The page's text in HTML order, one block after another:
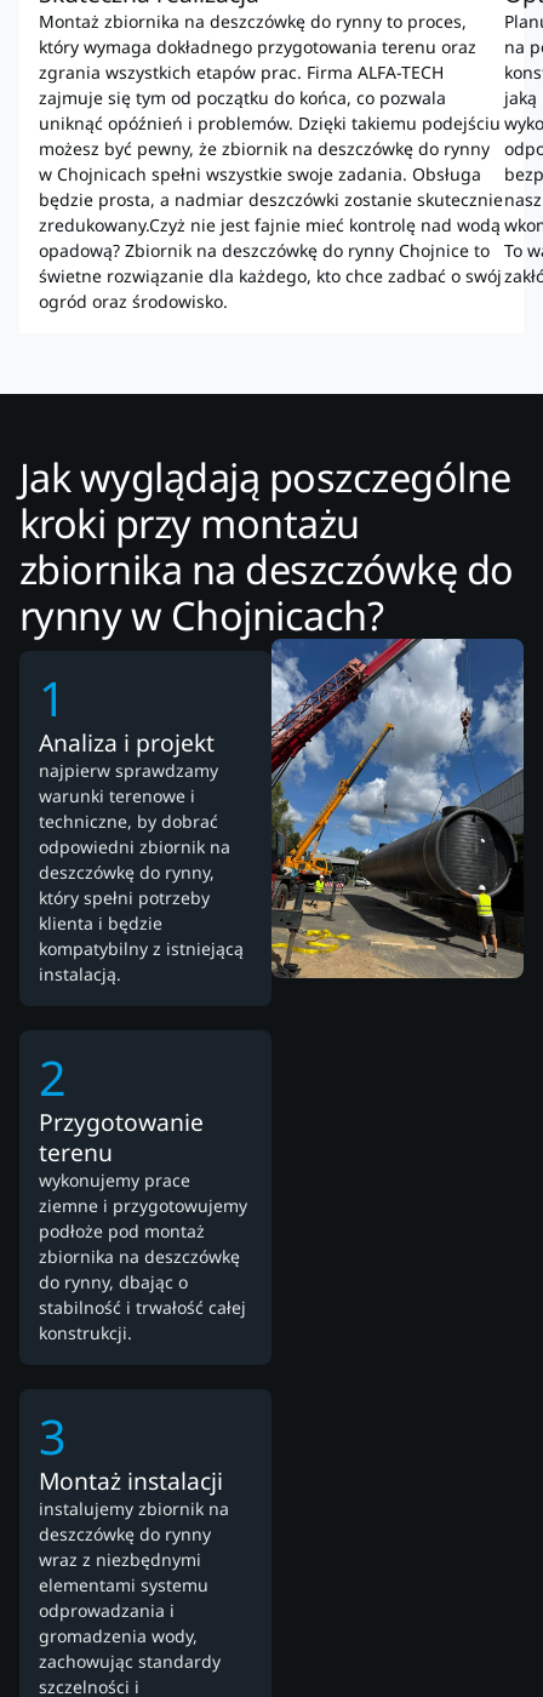
Montaż zbiornika na deszczówkę do rynny to proces,
który wymaga dokładnego przygotowania terenu oraz
zgrania wszystkich etapów prac. Firma ALFA-TECH
zajmuje się tym od początku do końca, co pozwala
uniknąć opóźnień i problemów. Dzięki takiemu podejściu
możesz być pewny, że zbiornik na deszczówkę do rynny
w Chojnicach spełni wszystkie swoje zadania. Obsługa
będzie prosta, a nadmiar deszczówki zostanie skutecznie
zredukowany.Czyż nie jest fajnie mieć kontrolę nad wodą
opadową? Zbiornik na deszczówkę do rynny Chojnice to
świetne rozwiązanie dla każdego, kto chce zadbać o swój
ogród oraz środowisko.
na
jaką
To
Jak wyglądają poszczególne
kroki przy montażu
zbiornika na deszczówkę do
rynny w Chojnicach?
1
Analiza i projekt
najpierw sprawdzamy
warunki terenowe i
techniczne, by dobrać
odpowiedni zbiornik na
deszczówkę do rynny,
który spełni potrzeby
klienta i będzie
kompatybilny z istniejącą
instalacją.
2
Przygotowanie
terenu
wykonujemy prace
ziemne i przygotowujemy
podłoże pod montaż
zbiornika na deszczówkę
do rynny, dbając o
stabilność i trwałość całej
konstrukcji.
3
Montaż instalacji
instalujemy zbiornik na
deszczówkę do rynny
wraz z niezbędnymi
elementami systemu
odprowadzania i
gromadzenia wody,
zachowując standardy
szczelności i